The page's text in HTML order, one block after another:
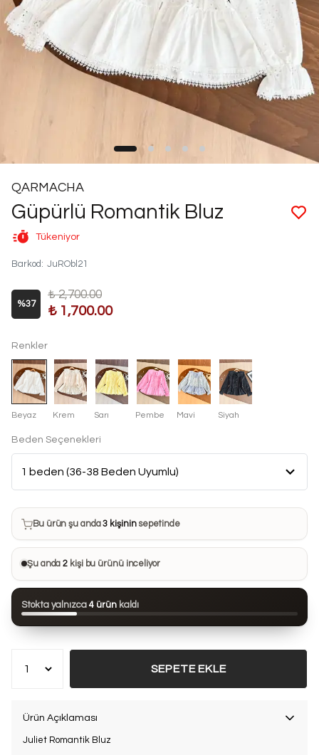
QARMACHA
Güpürlü Romantik Bluz
Tükeniyor
Barkod : JuRObl21
%37
₺ 2,700.00
₺ 1,700.00
Renkler
Beyaz Krem Sarı Pembe Mavi Siyah
Beden Seçenekleri
Bu ürün son 7 günde8 kezsatın alındı
Bu ürün şu anda3 kişininsepetinde
Bu ürünü 31 kişi favorilerine ekledi
Bu ürün son 24 saatte44 kezgörüntülendi
Şu anda2 kişi bu ürünü inceliyor
Stokta yalnızca 4 ürün kaldı
SEPETE EKLE
Ürün Açıklaması
Juliet Romantik Bluz